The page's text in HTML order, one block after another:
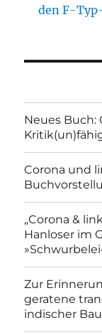
den F-
Neues Buch:
Corona und
„Corona &
Hanloser im
Zur
geratene
indischer